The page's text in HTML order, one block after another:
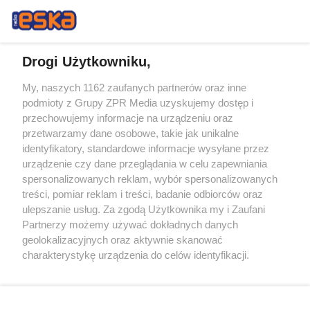
Żaden utwór zamieszczony w serwisie nie może być powielany i
rozpowszechniany lub dalej rozpowszechniany w jakikolwiek sposób (w
tym także elektroniczny lub mechaniczny) na jakimkolwiek polu
eksploatacji w jakiejkolwiek formie, włącznie z umieszczaniem w
Internecie bez pisemnej zgody właściciela praw. Jakiekolwiek użycie lub
wykorzystanie utworów w całości lub w części z naruszeniem prawa,
tzn. bez właściwej zgody, jest zabronione pod groźbą kary i może być
ścigane prawnie.
Drogi Użytkowniku,
My, naszych 1162 zaufanych partnerów oraz inne
podmioty z Grupy ZPR Media uzyskujemy dostęp i
przechowujemy informacje na urządzeniu oraz
przetwarzamy dane osobowe, takie jak unikalne
identyfikatory, standardowe informacje wysyłane przez
urządzenie czy dane przeglądania w celu zapewniania
spersonalizowanych reklam, wybór spersonalizowanych
treści, pomiar reklam i treści, badanie odbiorców oraz
ulepszanie usług. Za zgodą Użytkownika my i Zaufani
Partnerzy możemy używać dokładnych danych
geolokalizacyjnych oraz aktywnie skanować
charakterystykę urządzenia do celów identyfikacji.